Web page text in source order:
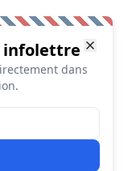
infolettre
dans